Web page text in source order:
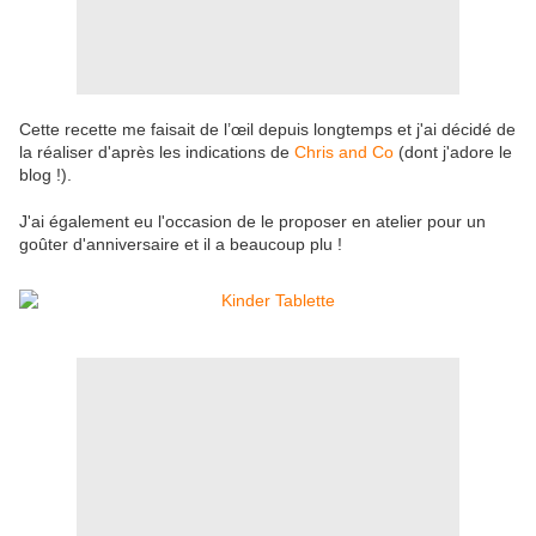
Cette recette me faisait de l’œil depuis longtemps et j'ai décidé de
la réaliser d'après les indications de Chris and Co (dont j'adore le
blog !).
J'ai également eu l'occasion de le proposer en atelier pour un
goûter d'anniversaire et il a beaucoup plu !